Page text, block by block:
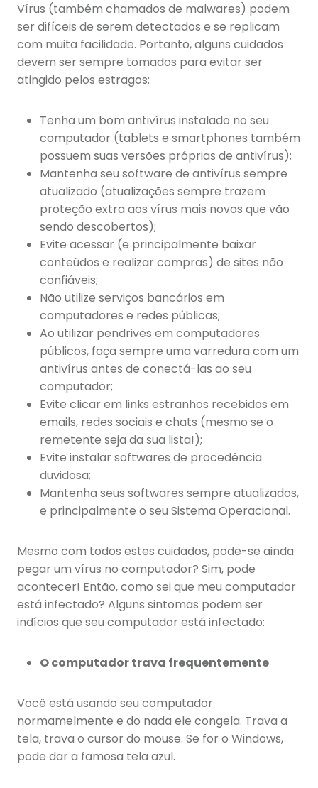
Vírus (também chamados de malwares) podem
ser difíceis de serem detectados e se replicam
com muita facilidade. Portanto, alguns cuidados
devem ser sempre tomados para evitar ser
atingido pelos estragos:
Tenha um bom antivírus instalado no seu
computador (tablets e smartphones também
possuem suas versões próprias de antivírus);
Mantenha seu software de antivírus sempre
atualizado (atualizações sempre trazem
proteção extra aos vírus mais novos que vão
sendo descobertos);
Evite acessar (e principalmente baixar
conteúdos e realizar compras) de sites não
confiáveis;
Não utilize serviços bancários em
computadores e redes públicas;
Ao utilizar pendrives em computadores
públicos, faça sempre uma varredura com um
antivírus antes de conectá-las ao seu
computador;
Evite clicar em links estranhos recebidos em
emails, redes sociais e chats (mesmo se o
remetente seja da sua lista!);
Evite instalar softwares de procedência
duvidosa;
Mantenha seus softwares sempre atualizados,
e principalmente o seu Sistema Operacional.
Mesmo com todos estes cuidados, pode-se ainda
pegar um vírus no computador? Sim, pode
acontecer! Então, como sei que meu computador
está infectado? Alguns sintomas podem ser
indícios que seu computador está infectado:
O computador trava frequentemente
Você está usando seu computador
normamelmente e do nada ele congela. Trava a
tela, trava o cursor do mouse. Se for o Windows,
pode dar a famosa tela azul.